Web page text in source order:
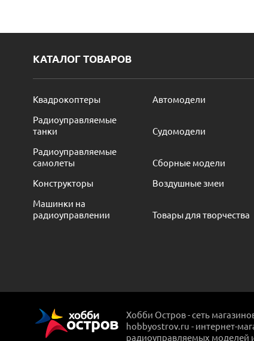
КАТАЛОГ ТОВАРОВ
Квадрокоптеры
Автомодели
Радиоуправляемые
танки
Судомодели
Радиоуправляемые
самолеты
Сборные модели
Конструкторы
Воздушные змеи
Машинки на
радиоуправлении
Товары для творчества
Хобби Остров - сеть
hobbyostrov.ru - интернет-
радиоуправляемых моделей